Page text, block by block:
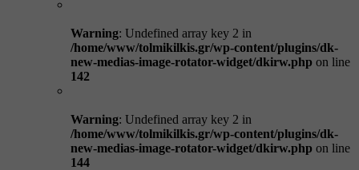
Warning: Undefined array key 2 in
/home/www/tolmikilkis.gr/wp-content/plugins/dk-
new-medias-image-rotator-widget/dkirw.php on line
142
Warning: Undefined array key 2 in
/home/www/tolmikilkis.gr/wp-content/plugins/dk-
new-medias-image-rotator-widget/dkirw.php on line
144